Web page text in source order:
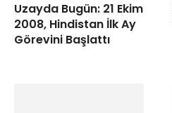
Uzayda Bugün: 21 Ekim
2008, Hindistan İlk Ay
Görevini Başlattı